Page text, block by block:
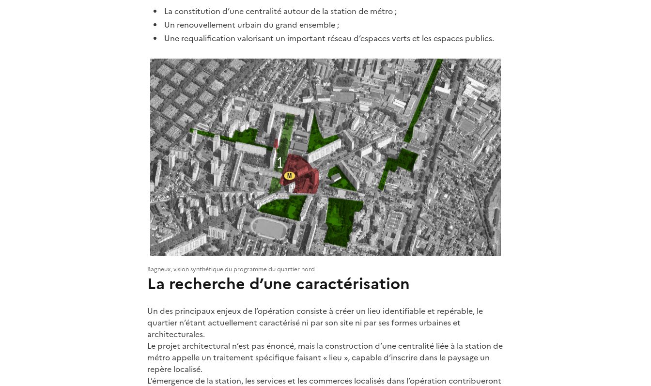
La constitution d’une centralité autour de la station de métro ;
Un renouvellement urbain du grand ensemble ;
Une requalification valorisant un important réseau d’espaces verts et les espaces publics.
Bagneux, vision synthétique du programme du quartier nord
La recherche d’une caractérisation
Un des principaux enjeux de l’opération consiste à créer un lieu identifiable et repérable, le
quartier n’étant actuellement caractérisé ni par son site ni par ses formes urbaines et
architecturales.
Le projet architectural n’est pas énoncé, mais la construction d’une centralité liée à la station de
métro appelle un traitement spécifique faisant « lieu », capable d’inscrire dans le paysage un
repère localisé.
L’émergence de la station, les services et les commerces localisés dans l’opération contribueront